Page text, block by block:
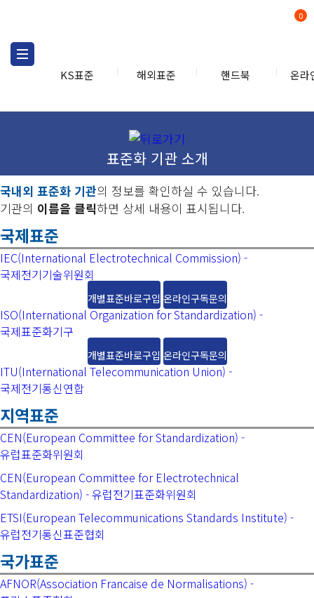
KS표준 해외표준 핸드북 온라
0
표준화 기관 소개
국내외 표준화 기관의 정보를 확인하실 수 있습니다.
기관의 이름을 클릭하면 상세 내용이 표시됩니다.
국제표준
IEC(International Electrotechnical Commission) -
국제전기기술위원회
개별표준바로구입 온라인구독문의
ISO(International Organization for Standardization) -
국제표준화기구
개별표준바로구입 온라인구독문의
ITU(International Telecommunication Union) -
국제전기통신연합
지역표준
CEN(European Committee for Standardization) -
유럽표준화위원회
CEN(European Committee for Electrotechnical
Standardization) - 유럽전기표준화위원회
ETSI(European Telecommunications Standards Institute) -
유럽전기통신표준협회
국가표준
AFNOR(Association Francaise de Normalisations) -